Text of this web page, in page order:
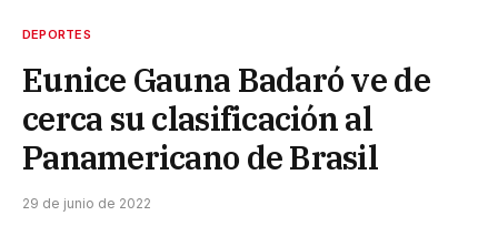
DEPORTES
Eunice Gauna Badaró ve de
cerca su clasificación al
Panamericano de Brasil
29 de junio de 2022